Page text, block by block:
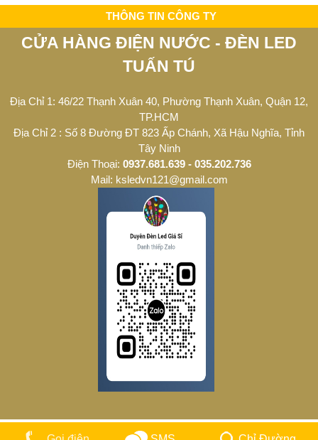
THÔNG TIN CÔNG TY
CỬA HÀNG ĐIỆN NƯỚC - ĐÈN LED
TUẤN TÚ
Địa Chỉ 1: 46/22 Thạnh Xuân 40, Phường Thạnh Xuân, Quận 12,
TP.HCM
Địa Chỉ 2 : Số 8 Đường ĐT 823 Ấp Chánh, Xã Hậu Nghĩa, Tỉnh
Tây Ninh
Điện Thoại: 0937.681.639 - 035.202.736
Mail: ksledvn121@gmail.com